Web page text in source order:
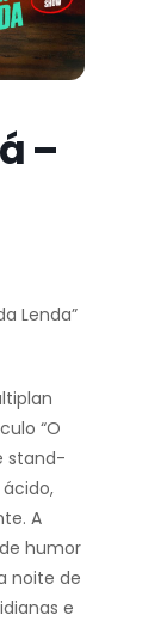
–
Lenda”
“O
stand-
A
humor
noite de
e